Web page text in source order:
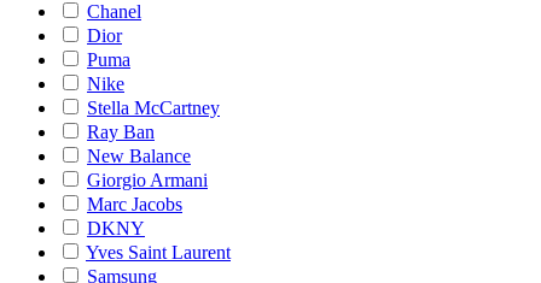
Chanel
Dior
Puma
Nike
Stella McCartney
Ray Ban
New Balance
Giorgio Armani
Marc Jacobs
DKNY
Yves Saint Laurent
Samsung